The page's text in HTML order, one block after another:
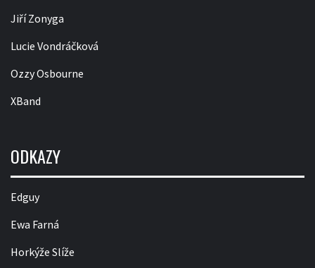
Jiří Zonyga
Lucie Vondráčková
Ozzy Osbourne
XBand
ODKAZY
Edguy
Ewa Farná
Horkýže Slíže